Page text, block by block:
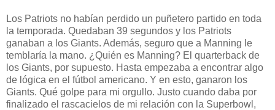
Los Patriots no habían perdido un puñetero partido en toda
la temporada. Quedaban 39 segundos y los Patriots
ganaban a los Giants. Además, seguro que a Manning le
temblaría la mano. ¿Quién es Manning? El quarterback de
los Giants, por supuesto. Hasta empezaba a encontrar algo
de lógica en el fútbol americano. Y en esto, ganaron los
Giants. Qué golpe para mi orgullo. Justo cuando daba por
finalizado el rascacielos de mi relación con la Superbowl,